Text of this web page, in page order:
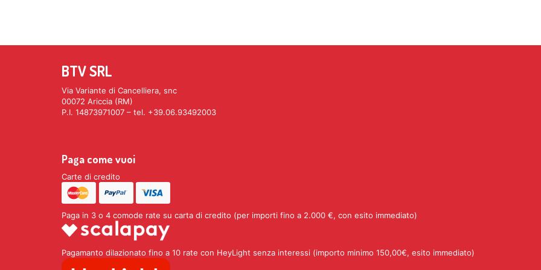
BTV SRL
Via Variante di Cancelliera, snc
00072 Ariccia (RM)
P.I. 14873971007 – tel. +39.06.93492003
Paga come vuoi
Carte di credito
Paga in 3 o 4 comode rate su carta di credito (per importi fino a 2.000 €, con esito immediato)
Pagamanto dilazionato fino a 10 rate con HeyLight senza interessi (importo minimo 150,00€, esito immediato)